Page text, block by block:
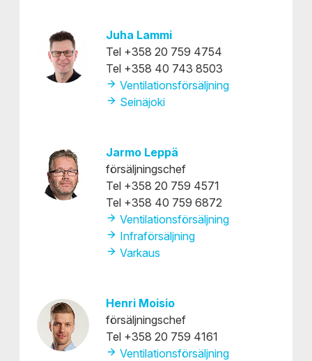
Juha Lammi
Tel +358 20 759 4754
Tel +358 40 743 8503
Ventilationsförsäljning
Seinäjoki
Jarmo Leppä
försäljningschef
Tel +358 20 759 4571
Tel +358 40 759 6872
Ventilationsförsäljning
Infraförsäljning
Varkaus
Henri Moisio
försäljningschef
Tel +358 20 759 4161
Ventilationsförsäljning